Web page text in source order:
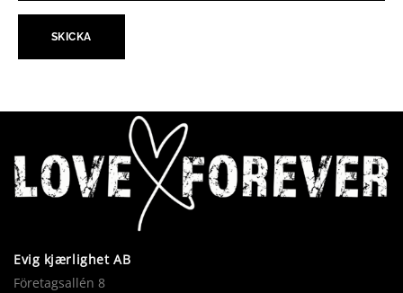
Evig kjærlighet AB
Företagsallén 8